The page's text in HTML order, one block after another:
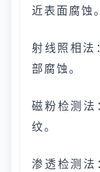
近表面腐蚀。
射线照相法
部腐蚀。
磁粉检测法
纹。
渗透检测法